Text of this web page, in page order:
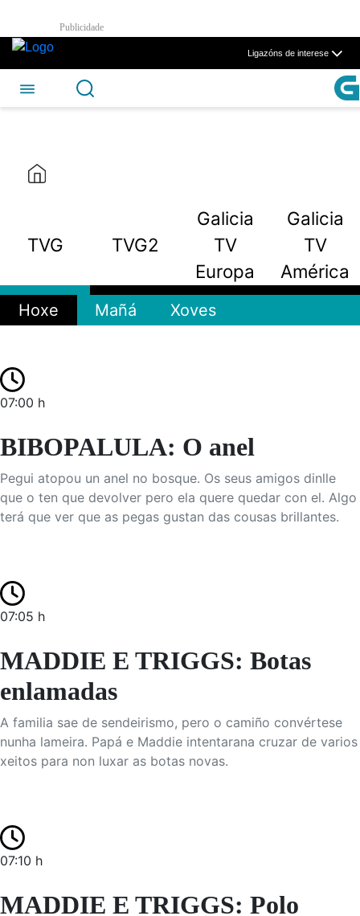
Skip to Main Content
TVG2 - CSAG
Publicidade
Ligazóns de interese
TVG TVG2
Galicia
TV
Europa
Galicia
TV
América
Hoxe Mañá Xoves
07:00 h
BIBOPALULA: O anel
Pegui atopou un anel no bosque. Os seus amigos dinlle
que o ten que devolver pero ela quere quedar con el. Algo
terá que ver que as pegas gustan das cousas brillantes.
07:05 h
MADDIE E TRIGGS: Botas
enlamadas
A familia sae de sendeirismo, pero o camiño convértese
nunha lameira. Papá e Maddie intentarana cruzar de varios
xeitos para non luxar as botas novas.
07:10 h
MADDIE E TRIGGS: Polo